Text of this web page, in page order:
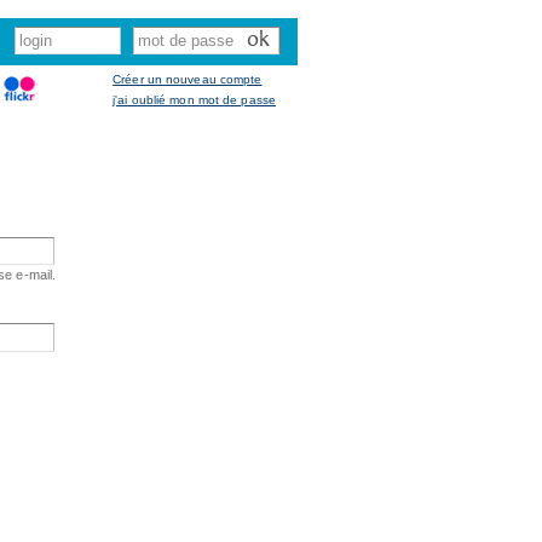
Créer un nouveau compte
j'ai oublié mon mot de passe
e-mail.